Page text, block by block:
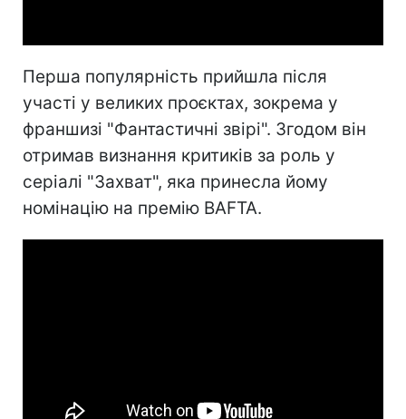
Перша популярність прийшла після
участі у великих проєктах, зокрема у
франшизі "Фантастичні звірі". Згодом він
отримав визнання критиків за роль у
серіалі "Захват", яка принесла йому
номінацію на премію BAFTA.